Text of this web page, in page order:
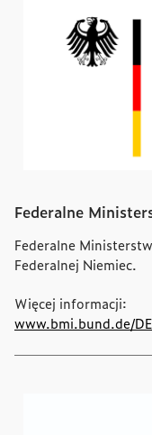
Federalne
Federalne
Federalnej Niemiec.
Więcej informacji:
www.bmi.bund.de/